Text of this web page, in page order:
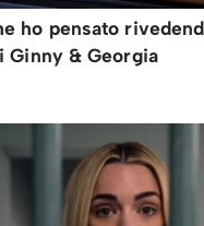
ho pensato
Ginny & Georgia